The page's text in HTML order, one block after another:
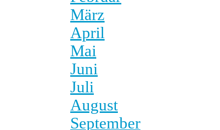
März
April
Mai
Juni
Juli
August
September